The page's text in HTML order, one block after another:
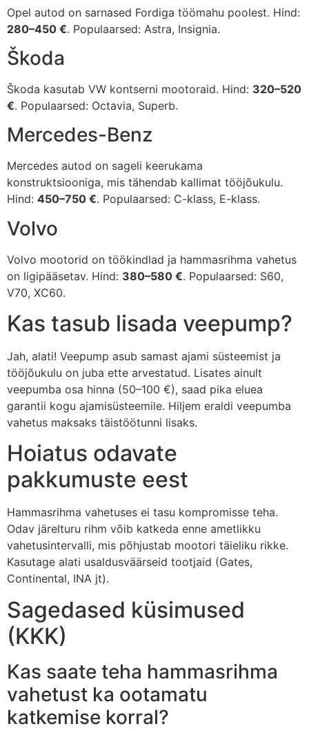
Opel autod on sarnased Fordiga töömahu poolest. Hind:
280–450 €. Populaarsed: Astra, Insignia.
Škoda
Škoda kasutab VW kontserni mootoraid. Hind: 320–520
€. Populaarsed: Octavia, Superb.
Mercedes-Benz
Mercedes autod on sageli keerukama
konstruktsiooniga, mis tähendab kallimat tööjõukulu.
Hind: 450–750 €. Populaarsed: C-klass, E-klass.
Volvo
Volvo mootorid on töökindlad ja hammasrihma vahetus
on ligipääsetav. Hind: 380–580 €. Populaarsed: S60,
V70, XC60.
Kas tasub lisada veepump?
Jah, alati! Veepump asub samast ajami süsteemist ja
tööjõukulu on juba ette arvestatud. Lisates ainult
veepumba osa hinna (50–100 €), saad pika eluea
garantii kogu ajamisüsteemile. Hiljem eraldi veepumba
vahetus maksaks täistöötunni lisaks.
Hoiatus odavate
pakkumuste eest
Hammasrihma vahetuses ei tasu kompromisse teha.
Odav järelturu rihm võib katkeda enne ametlikku
vahetusintervalli, mis põhjustab mootori täieliku rikke.
Kasutage alati usaldusväärseid tootjaid (Gates,
Continental, INA jt).
Sagedased küsimused
(KKK)
Kas saate teha hammasrihma
vahetust ka ootamatu
katkemise korral?